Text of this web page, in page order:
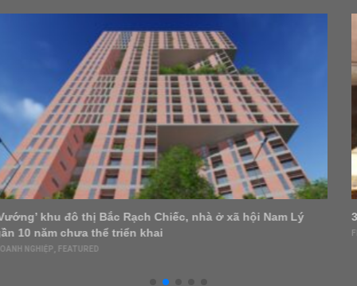
30 phút livestream, nữ hoàng đồ gia dụng kiếm nghìn tỷ
FEATURED, GIA DỤNG ,NỘI – NGOẠI THẤT